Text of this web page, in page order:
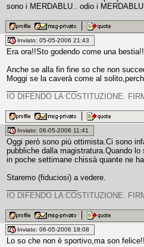
sono i MERDABLU.. odio i
Inviato: 05-05-2006 21:43
Era ora!!Sto godendo come una bestia!!
Anche se alla fin fine so che non
Moggi se la caverà come al
IO DIFENDO LA COSTITUZIONE.
Inviato: 06-05-2006 11:41
Oggi però sono più ottimista.Ci sono
pubbliche dalla magistratura.Quando
in poche settimane chissà quante ne
Staremo (fiduciosi) a vedere.
IO DIFENDO LA COSTITUZIONE.
Inviato: 06-05-2006 18:08
Lo so che non è sportivo,ma son